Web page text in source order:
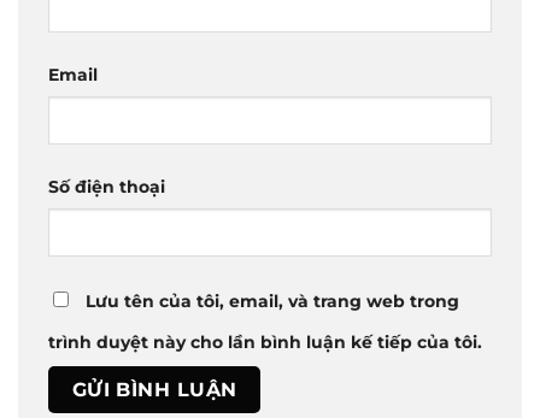
Email
Số điện thoại
Lưu tên của tôi, email, và trang web trong
trình duyệt này cho lần bình luận kế tiếp của tôi.